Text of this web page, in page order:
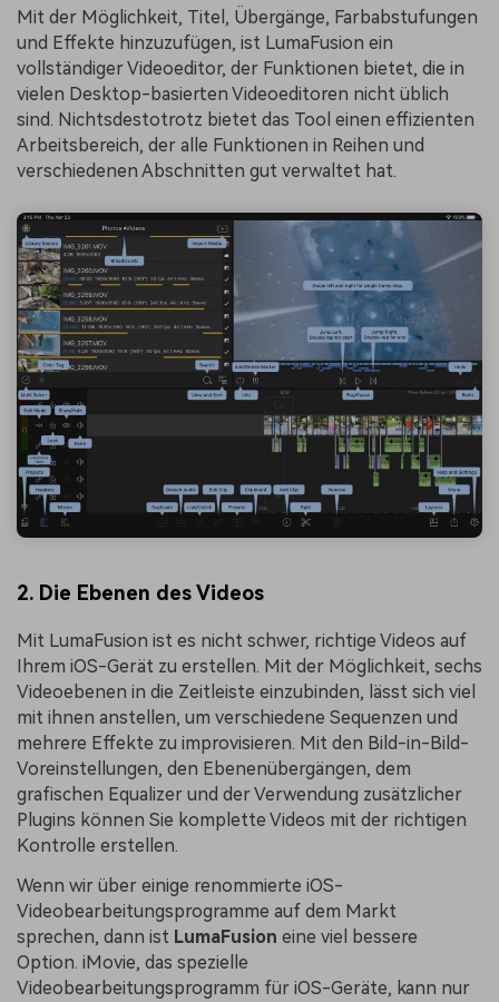
Mit der Möglichkeit, Titel, Übergänge, Farbabstufungen
und Effekte hinzuzufügen, ist LumaFusion ein
vollständiger Videoeditor, der Funktionen bietet, die in
vielen Desktop-basierten Videoeditoren nicht üblich
sind. Nichtsdestotrotz bietet das Tool einen effizienten
Arbeitsbereich, der alle Funktionen in Reihen und
verschiedenen Abschnitten gut verwaltet hat.
2. Die Ebenen des Videos
Mit LumaFusion ist es nicht schwer, richtige Videos auf
Ihrem iOS-Gerät zu erstellen. Mit der Möglichkeit, sechs
Videoebenen in die Zeitleiste einzubinden, lässt sich viel
mit ihnen anstellen, um verschiedene Sequenzen und
mehrere Effekte zu improvisieren. Mit den Bild-in-Bild-
Voreinstellungen, den Ebenenübergängen, dem
grafischen Equalizer und der Verwendung zusätzlicher
Plugins können Sie komplette Videos mit der richtigen
Kontrolle erstellen.
Wenn wir über einige renommierte iOS-
Videobearbeitungsprogramme auf dem Markt
sprechen, dann ist LumaFusion eine viel bessere
Option. iMovie, das spezielle
Videobearbeitungsprogramm für iOS-Geräte, kann nur